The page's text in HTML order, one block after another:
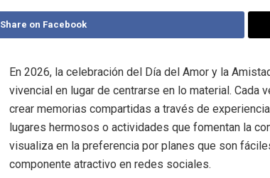
Share on Facebook
En 2026, la celebración del Día del Amor y la
vivencial en lugar de centrarse en lo material. Cada
crear memorias compartidas a través de
lugares hermosos o actividades que fomentan la
visualiza en la preferencia por planes que son
componente atractivo en redes sociales.